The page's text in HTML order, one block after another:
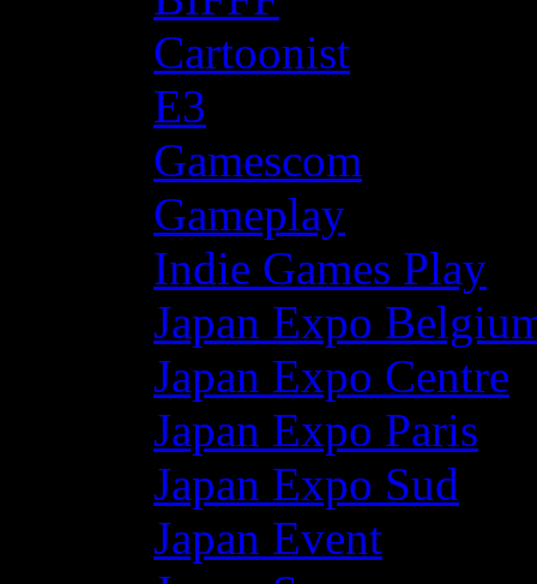
Cartoonist
E3
Gamescom
Gameplay
Indie Games Play
Japan Expo
Japan Expo Centre
Japan Expo Paris
Japan Expo Sud
Japan Event